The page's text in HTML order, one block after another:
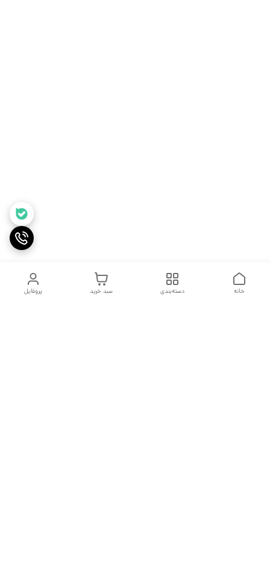
پروفایل سبد خرید دسته‌بندی خانه